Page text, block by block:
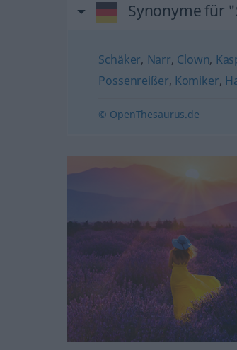
Synonyme für
Schäker, Narr, Clown,
Possenreißer, Komiker,
© OpenThesaurus.de